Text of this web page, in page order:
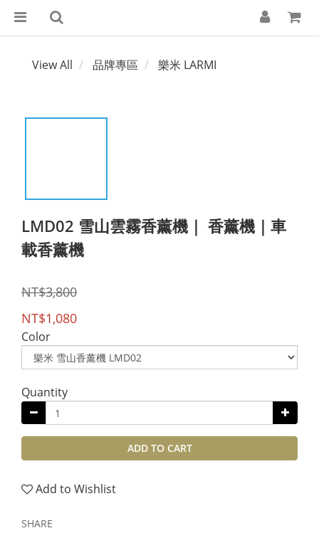
View All 品牌專區 樂米 LARMI
LMD02 雪山雲霧香薰機｜ 香薰機｜車
載香薰機
NT$3,800
NT$1,080
Color
Quantity
ADD TO CART
Add to Wishlist
SHARE